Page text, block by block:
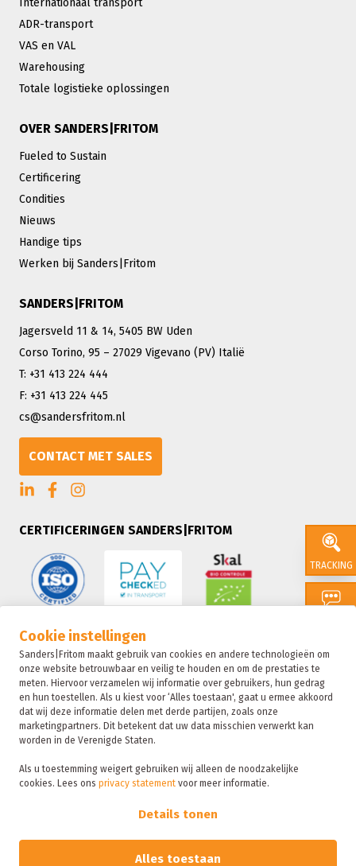
Cookie instellingen
Sanders|Fritom maakt gebruik van cookies en andere technologieën om
onze website betrouwbaar en veilig te houden en om de prestaties te
meten. Hiervoor verzamelen wij informatie over gebruikers, hun gedrag
en hun toestellen. Als u kiest voor ‘Alles toestaan', gaat u ermee akkoord
dat wij deze informatie delen met derde partijen, zoals onze
marketingpartners. Dit betekent dat uw data misschien verwerkt kan
worden in de Verenigde Staten.
Als u toestemming weigert gebruiken wij alleen de noodzakelijke
cookies. Lees onsprivacy statement voor meer informatie.
Details tonen
Alles toestaan
TRACKING
SALES
ADR-transport
VAS en VAL
Warehousing
Totale logistieke oplossingen
OVER SANDERS|FRITOM
Fueled to Sustain
Certificering
Condities
Nieuws
Handige tips
Werken bij Sanders|Fritom
SANDERS|FRITOM
Jagersveld 11 & 14, 5405 BW Uden
Corso Torino, 95 – 27029 Vigevano (PV) Italië
T: +31 413 224 444
F: +31 413 224 445
cs@sandersfritom.nl
CONTACT MET SALES
CERTIFICERINGEN SANDERS|FRITOM
Sanders|Fritom is onderdeel van de Fritom Group
Privacybeleid